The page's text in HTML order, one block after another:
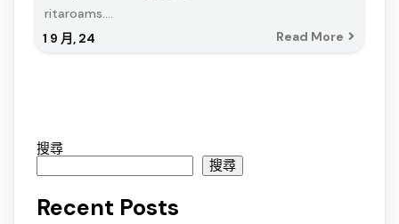
1 9 月, 24
ritaroams....
Read More
搜尋
搜尋
Recent Posts